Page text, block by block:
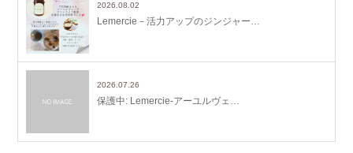
2026.08.02
Lemercie－活力アップのジンジャー…
2026.07.26
保護中: Lemercie-アーユルヴェ…